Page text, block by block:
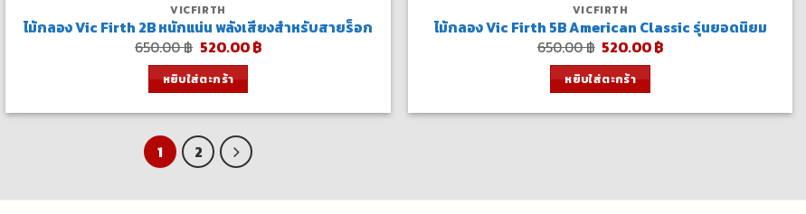
VICFIRTH
ไม้กลอง Vic Firth 2B หนักแน่น พลังเสียงสำหรับสายร็อก
650.00฿ Original
price
was:
650.00 ฿.
520.00฿Current
หยิบใส่ตะกร้า
VICFIRTH
ไม้กลอง Vic Firth 5B American Classic รุ่นยอดนิยม
650.00฿ Original
price
was:
650.00 ฿.
520.00฿Current
หยิบใส่ตะกร้า
1 2